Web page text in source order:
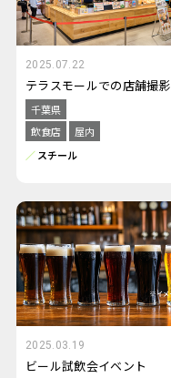
2025.07.22
テラスモールでの店舗撮影
千葉県
飲食店
屋内
スチール
2025.03.19
ビール試飲会イベント